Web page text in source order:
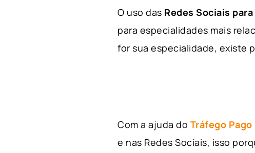
O uso das Redes Sociais
para especialidades mais
for sua especialidade, existe
Com a ajuda do Tráfego
e nas Redes Sociais, isso